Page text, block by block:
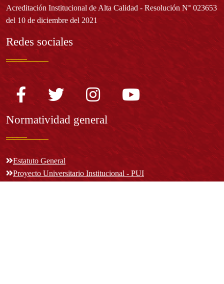
Acreditación Institucional de Alta Calidad - Resolución N° 023653
del 10 de diciembre del 2021
Redes sociales
Normatividad general
Estatuto General
Proyecto Universitario Institucional - PUI